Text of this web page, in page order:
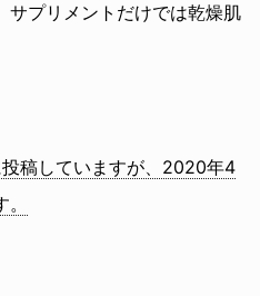
サプリメントだけでは乾燥肌
稿していますが、2020年4